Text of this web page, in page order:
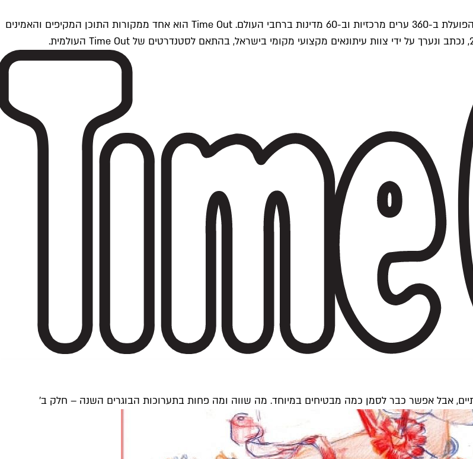
Time Outתל אביב הוא חלק מרשת Time Out Global — רשת מדיה בינלאומית הפועלת ב-360 ערים מרכזיות וב-60 מדינות ברחבי העולם. Time Out הוא אחד ממקורות התוכן המקיפים והאמינים
אבל אפשר כבר לסמן כמה מבטיחים במיוחד. מה שווה ומה פחות בתערוכות הבוגרים השנה – חלק ב'